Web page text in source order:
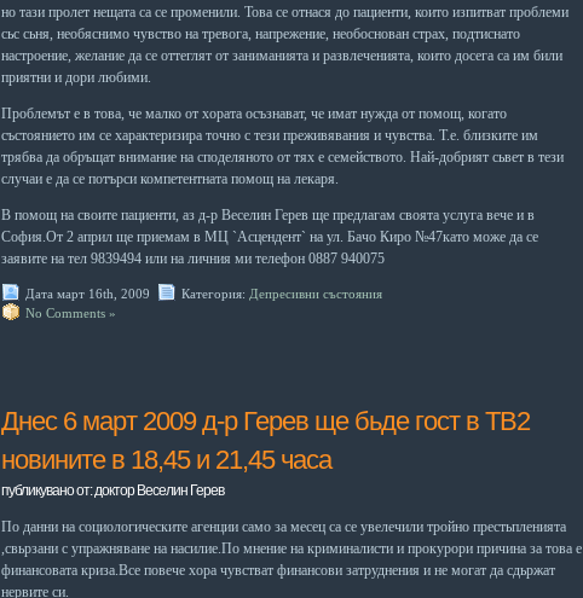
но тази пролет нещата са се променили. Това се отнася до пациенти, които изпитват проблеми
сьс сьня, необяснимо чувство на тревога, напрежение, необоснован страх, подтиснато
настроение, желание да се от­теглят от заниманията и развлеченията, които досега са им били
приятни и дори любими.
Проблемът е в това, че малко от хората осъзна­ват, че имат нужда от помощ, когато
състоянието им се характеризира точно с тези преживявания и чувства. Т.е. близките им
трябва да обръщат вни­мание на споделяното от тях е семейството. Най-добрият сьвет в тези
случаи е да се потърси ком­петентната помощ на лекаря.
В помощ на своите пациенти, аз д-р Веселин Герев ще предлагам своята услуга вече и в
София.От 2 април ще приемам в МЦ `Асцендент` на ул. Бачо Киро №47като може да се
заявите на тел 9839494 или на личния ми телефон 0887 940075
Дата март 16th, 2009 Категория: Депресивни състояния
No Comments »
Днес 6 март 2009 д-р Герев ще бьде гост в ТВ2
новините в 18,45 и 21,45 часа
публикувано от: доктор Веселин Герев
По данни на социологическите агенции само за месец са се увелечили тройно престьпленията
,свьрзани с упражняване на насилие.По мнение на криминалисти и прокурори причина за това е
финансовата криза.Все повече хора чувстват финансови затруднения и не могат да сдьржат
нервите си.